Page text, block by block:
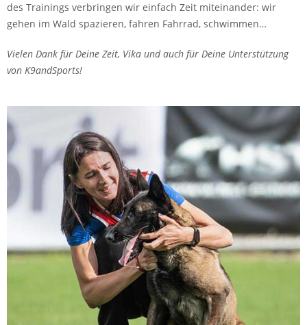
des Trainings verbringen wir einfach Zeit miteinander: wir
gehen im Wald spazieren, fahren Fahrrad, schwimmen…
Vielen Dank für Deine Zeit, Vika und auch für Deine Unterstützung
von K9andSports!